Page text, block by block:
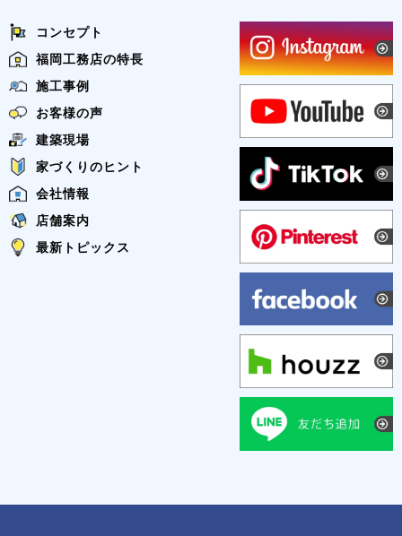
コンセプト
福岡工務店の特長
施工事例
お客様の声
建築現場
家づくりのヒント
会社情報
店舗案内
最新トピックス